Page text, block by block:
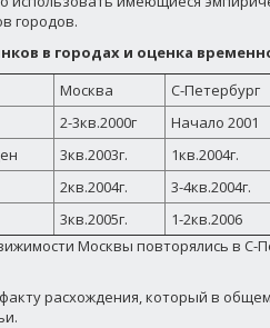
городов.
в городах и оценка
Москва С-Петербург
2-3кв.2000г Начало 2001
3кв.2003г. 1кв.2004г.
2кв.2004г. 3-4кв.2004г.
3кв.2005г. 1-2кв.2006
Москвы повторялись в С-
расхождения, который в